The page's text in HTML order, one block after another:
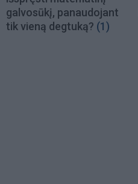
galvosūkį, panaudojant
tik vieną degtuką? (1)